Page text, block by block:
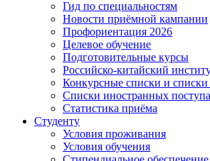
Гид по специальностям
Новости приёмной кампании
Профориентация 2026
Целевое обучение
Подготовительные курсы
Российско-китайский
Конкурсные списки и
Списки иностранных
Статистика приёма
Студенту
Условия проживания
Условия обучения